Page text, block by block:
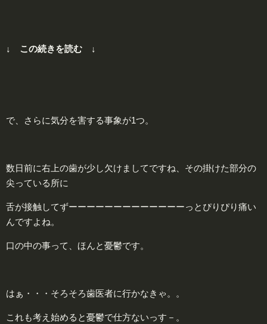
↓ この続きを読む ↓
で、さらに気分を害する事象が1つ。
数日前に右上の歯が少し欠けましてですね、その掛けた部分の
尖っている所に
舌が接触してずーーーーーーーーーーーーーっと ぴりぴり痛い
んですよね。
口の中の事って、ほんと憂鬱です。
はぁ・・・そろそろ歯医者に行かなきゃ。。
これも考え始めると憂鬱で仕方ないっす－。